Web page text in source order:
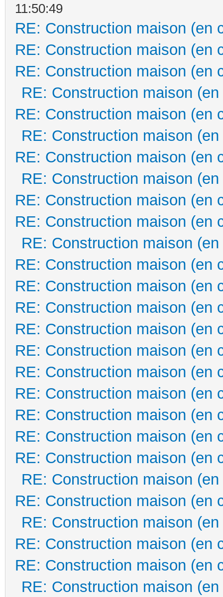
11:50:49
RE: Construction maison (en
RE: Construction maison (en
RE: Construction maison (en
RE: Construction maison
RE: Construction maison (en
RE: Construction maison
RE: Construction maison (en
RE: Construction maison
RE: Construction maison (en
RE: Construction maison (en
RE: Construction maison
RE: Construction maison (en
RE: Construction maison (en
RE: Construction maison (en
RE: Construction maison (en
RE: Construction maison (en
RE: Construction maison (en
RE: Construction maison (en
RE: Construction maison (en
RE: Construction maison (en
RE: Construction maison (en
RE: Construction maison
RE: Construction maison (en
RE: Construction maison
RE: Construction maison (en
RE: Construction maison (en
RE: Construction maison